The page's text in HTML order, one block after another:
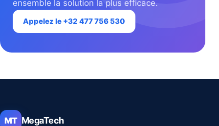
ensemble la solution la plus efficace.
Appelez le +32 477 756 530
MT MegaTech